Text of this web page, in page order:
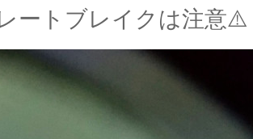
ートブレイクは注意⚠️